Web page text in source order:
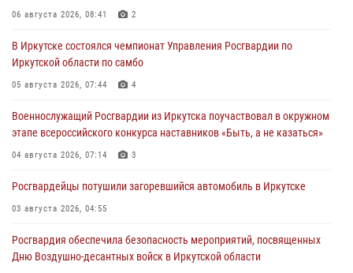
06 августа 2026, 08:41 2
В Иркутске состоялся чемпионат Управления Росгвардии по
Иркутской области по самбо
05 августа 2026, 07:44 4
Военнослужащий Росгвардии из Иркутска поучаствовал в окружном
этапе всероссийского конкурса наставников «Быть, а не казаться»
04 августа 2026, 07:14 3
Росгвардейцы потушили загоревшийся автомобиль в Иркутске
03 августа 2026, 04:55
Росгвардия обеспечила безопасность мероприятий, посвященных
Дню Воздушно-десантных войск в Иркутской области